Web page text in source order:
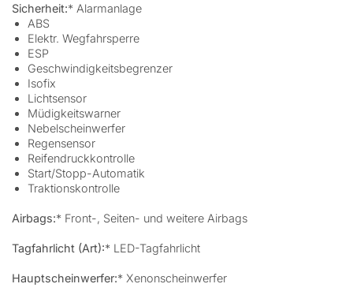
Sicherheit:* Alarmanlage
ABS
Elektr. Wegfahrsperre
ESP
Geschwindigkeitsbegrenzer
Isofix
Lichtsensor
Müdigkeitswarner
Nebelscheinwerfer
Regensensor
Reifendruckkontrolle
Start/Stopp-Automatik
Traktionskontrolle
Airbags:* Front-, Seiten- und weitere Airbags
Tagfahrlicht (Art):* LED-Tagfahrlicht
Hauptscheinwerfer:* Xenonscheinwerfer